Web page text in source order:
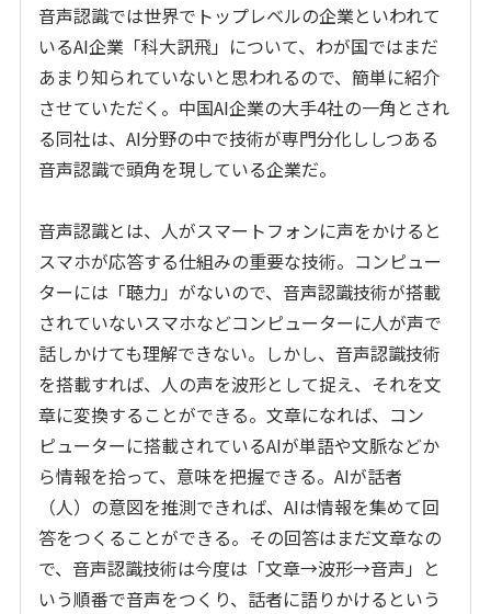
音声認識では世界でトップレベルの企業といわれて
いるAI企業「科大訊飛」について、わが国ではまだ
あまり知られていないと思われるので、簡単に紹介
させていただく。中国AI企業の大手4社の一角とされ
る同社は、 AI分野の中で技術が専門分化ししつある
音声認識で頭角を現している企業だ。
音声認識とは、人がスマートフォンに声をかけると
スマホが応答する仕組みの重要な技術。コンピュー
ターには「聴力」がないので、音声認識技術が搭載
されていないスマホなどコンピューターに人が声で
話しかけても理解できない。しかし、音声認識技術
を搭載すれば、人の声を波形として捉え、それを文
章に変換することができる。文章になれば、コン
ピューターに搭載されているAIが単語や文脈などか
ら情報を拾って、意味を把握できる。 AIが話者
（人）の意図を推測できれば、 AIは情報を集めて回
答をつくることができる。その回答はまだ文章なの
で、音声認識技術は今度は「文章→波形→音声」と
いう順番で音声をつくり、話者に語りかけるという